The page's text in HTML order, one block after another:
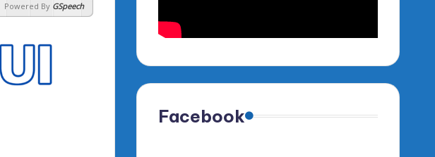
Powered By GSpeech
Facebook